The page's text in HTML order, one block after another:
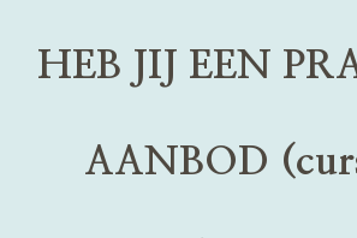
HEB JIJ EEN
AANBOD